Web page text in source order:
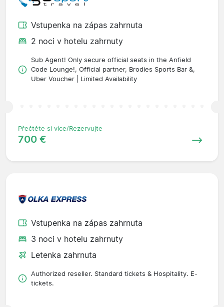
Vstupenka na zápas zahrnuta
2 noci v hotelu zahrnuty
Sub Agent! Only secure official seats in the Anfield
Code Lounge!, Official partner, Brodies Sports Bar &,
Uber Voucher | Limited Availability
Přečtěte si více/Rezervujte
700 €
Vstupenka na zápas zahrnuta
3 noci v hotelu zahrnuty
Letenka zahrnuta
Authorized reseller. Standard tickets & Hospitality. E-
tickets.